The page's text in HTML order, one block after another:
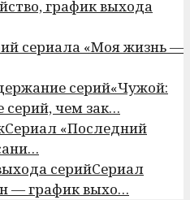
сериала «Моя жизнь —
«Чужой:
чем зак…
Сериал «Последний
Сериал
— график выхо…